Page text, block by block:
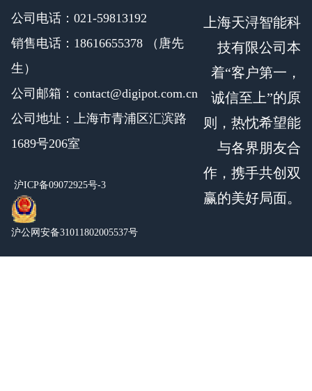
公司电话：021-59813192
销售电话：18616655378 （唐先
生）
公司邮箱：contact@digipot.com.cn
公司地址：上海市青浦区汇滨路
1689号206室
沪ICP备09072925号-3
沪公网安备31011802005537号
上海天浔智能科
技有限公司本
着“客户第一，
诚信至上”的原
则，热忱希望能
与各界朋友合
作，携手共创双
赢的美好局面。